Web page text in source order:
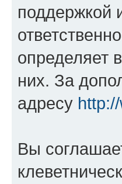
поддержкой
определяет
них. За
адресу
Вы